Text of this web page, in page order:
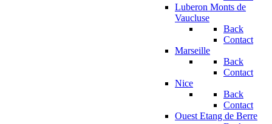
Luberon Monts de
Vaucluse
Back
Contact
Marseille
Back
Contact
Nice
Back
Contact
Ouest Etang de Berre